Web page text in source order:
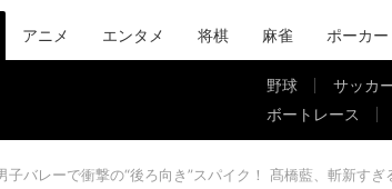
アニメ エンタメ 将棋 麻雀 ポーカー
野球 サッカ
ボートレース
子バレーで衝撃の“後ろ向き”スパイク！ 髙橋藍、斬新すぎ